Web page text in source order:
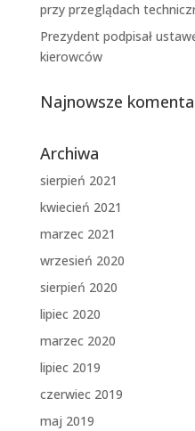
przy przeglądach
Prezydent podpisał
kierowców
Najnowsze
Archiwa
sierpień 2021
kwiecień 2021
marzec 2021
wrzesień 2020
sierpień 2020
lipiec 2020
marzec 2020
lipiec 2019
czerwiec 2019
maj 2019